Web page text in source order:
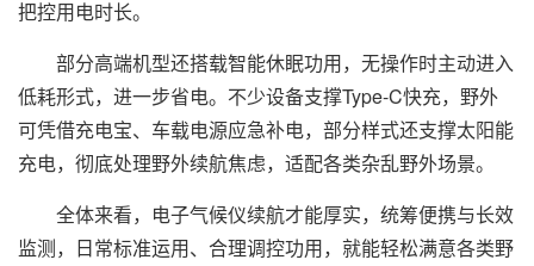
把控用电时长。
部分高端机型还搭载智能休眠功用，无操作时主动进入
低耗形式，进一步省电。不少设备支撑Type-C快充，野外
可凭借充电宝、车载电源应急补电，部分样式还支撑太阳能
充电，彻底处理野外续航焦虑，适配各类杂乱野外场景。
全体来看，电子气候仪续航才能厚实，统筹便携与长效
监测，日常标准运用、合理调控功用，就能轻松满意各类野